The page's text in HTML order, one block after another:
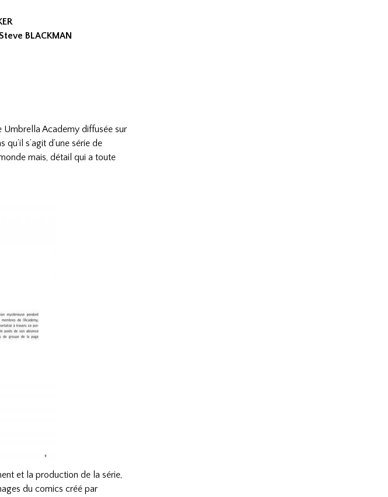
BLACKMAN
Umbrella Academy diffusée sur
s’agit d’une série de
mais, détail qui a toute
et la production de la série,
du comics créé par